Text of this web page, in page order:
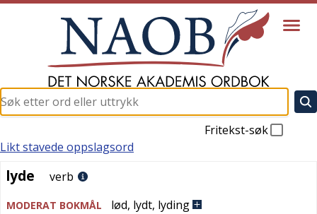
Fritekst-søk
lyde
Likt stavede oppslagsord
lyde verb
MODERAT BOKMÅL lød, lydt, lyding